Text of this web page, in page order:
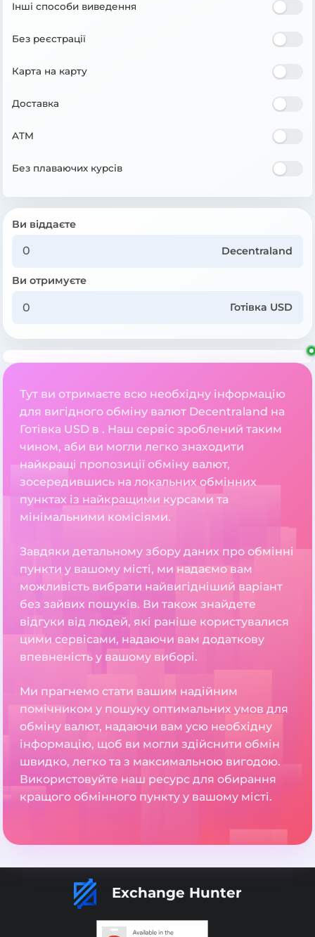
Інші способи виведення
Без реєстрації
Карта на карту
Доставка
ATM
Без плаваючих курсів
Ви віддаєте
Decentraland
Ви отримуєте
Готівка USD
Тут ви отримаєте всю необхідну інформацію
для вигідного обміну валют Decentraland на
Готівка USD в . Наш сервіс зроблений таким
чином, аби ви могли легко знаходити
найкращі пропозиції обміну валют,
зосередившись на локальних обмінних
пунктах із найкращими курсами та
мінімальними комісіями.
Завдяки детальному збору даних про обмінні
пункти у вашому місті, ми надаємо вам
можливість вибрати найвигідніший варіант
без зайвих пошуків. Ви також знайдете
відгуки від людей, які раніше користувалися
цими сервісами, надаючи вам додаткову
впевненість у вашому виборі.
Ми прагнемо стати вашим надійним
помічником у пошуку оптимальних умов для
обміну валют, надаючи вам усю необхідну
інформацію, щоб ви могли здійснити обмін
швидко, легко та з максимальною вигодою.
Використовуйте наш ресурс для обирання
кращого обмінного пункту у вашому місті.
Exchange Hunter